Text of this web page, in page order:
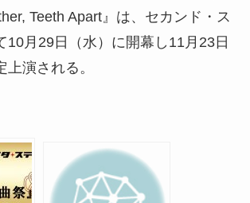
Teeth Apart』は、セカンド・ス
10月29日（水）に開幕し11月23日
上演される。